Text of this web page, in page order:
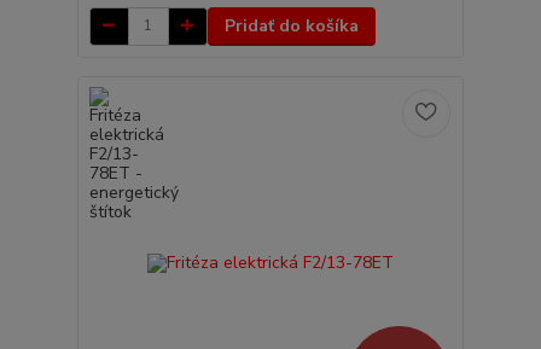
Pridať do košíka